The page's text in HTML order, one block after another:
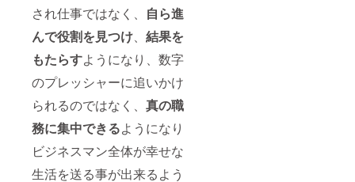
され仕事ではなく、 自ら進
んで役割を見つけ、 結果を
もたらすようになり、数字
のプレッシャーに追いかけ
られるのではなく、 真の職
務に集中できるようになり
ビジネスマン全体が幸せな
生活を送る事が出来るよう